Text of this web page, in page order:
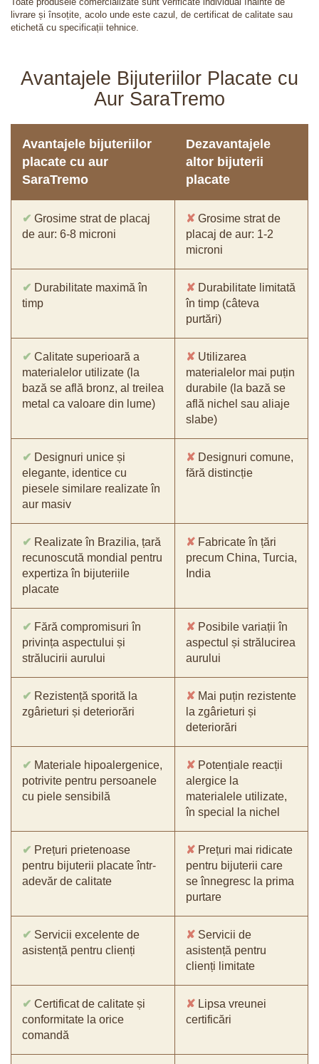
livrare și însoțite, acolo unde este cazul, de certificat de calitate sau
etichetă cu specificații tehnice.
Avantajele Bijuteriilor Placate cu
Aur SaraTremo
Avantajele bijuteriilor
placate cu aur
SaraTremo
Dezavantajele
altor bijuterii
placate
✔ Grosime strat de placaj
de aur: 6-8 microni
✘ Grosime strat de
placaj de aur: 1-2
microni
✔ Durabilitate maximă în
timp
✘ Durabilitate limitată
în timp (câteva
purtări)
✔ Calitate superioară a
materialelor utilizate (la
bază se află bronz, al treilea
metal ca valoare din lume)
✘ Utilizarea
materialelor mai puțin
durabile (la bază se
află nichel sau aliaje
slabe)
✔ Designuri unice și
elegante, identice cu
piesele similare realizate în
aur masiv
✘ Designuri comune,
fără distincție
✔ Realizate în Brazilia, țară
recunoscută mondial pentru
expertiza în bijuteriile
placate
✘ Fabricate în țări
precum China, Turcia,
India
✔ Fără compromisuri în
privința aspectului și
strălucirii aurului
✘ Posibile variații în
aspectul și strălucirea
aurului
✔ Rezistență sporită la
zgârieturi și deteriorări
✘ Mai puțin rezistente
la zgârieturi și
deteriorări
✔ Materiale hipoalergenice,
potrivite pentru persoanele
cu piele sensibilă
✘ Potențiale reacții
alergice la
materialele utilizate,
în special la nichel
✔ Prețuri prietenoase
pentru bijuterii placate într-
adevăr de calitate
✘ Prețuri mai ridicate
pentru bijuterii care
se înnegresc la prima
purtare
✔ Servicii excelente de
asistență pentru clienți
✘ Servicii de
asistență pentru
clienți limitate
✔ Certificat de calitate și
conformitate la orice
comandă
✘ Lipsa vreunei
certificări